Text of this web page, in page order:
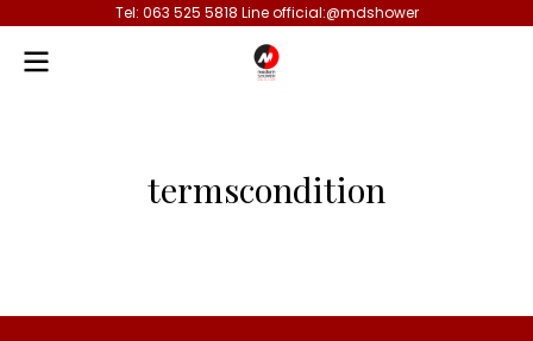
Tel: 063 525 5818 Line official:@mdshower
termscondition